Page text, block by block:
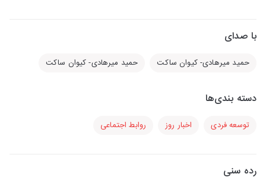
با صدای
حمید میرهادی- کیوان ساکت حمید میرهادی- کیوان ساکت
دسته بندی‌ها
توسعه فردی اخبار روز روابط اجتماعی
رده سنی